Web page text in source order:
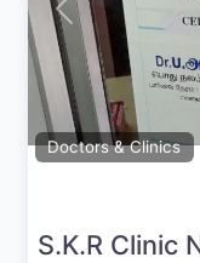
Doctors & Clinics
Previous
S.K.R Clinic